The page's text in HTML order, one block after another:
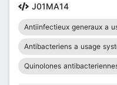
J01MA14
Antiinfectieux generaux a
Antibacteriens a usage
Quinolones